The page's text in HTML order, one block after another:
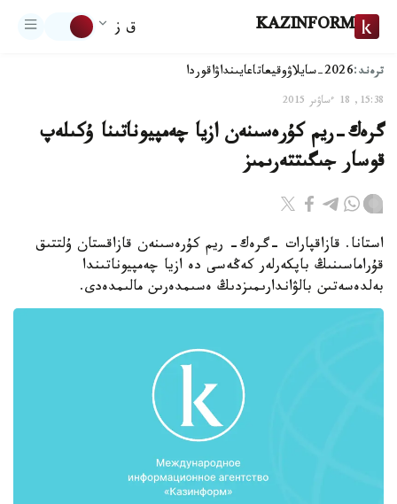
KAZINFORM ق ز
ترەند:2026-سايلاۋ وقيعاتاعايىنداۋاقوردا
15:38, 18 ءساۋىر 2015
گرەك-ريم كۇرەسىنەن ازيا چەمپيوناتىنا ۇكىلەپ
قوسار جىگىتتەرىمىز
استانا. قازاقپارات -گرەك- ريم كۇرەسىنەن قازاقستان ۇلتتىق
قۇراماسىنىڭ باپكەرلەر كەڭەسى دە ازيا چەمپيوناتىندا
بەلدەسەتىن بالۋاندارىمىزدىڭ ەسىمدەرىن مالىمدەدى.